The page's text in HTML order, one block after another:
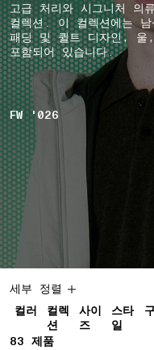
고급 처리와 시그니처 의
컬렉션. 이 컬렉션에는
패딩 및 퀼트 디자인, 울
포함되어 있습니다.
FW '026
세부 정렬
컬러
컬렉
션
사이
즈
스타
일
83 83 제품
제품